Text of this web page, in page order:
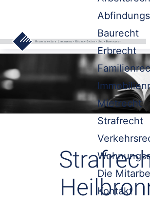
Baurecht
Erbrecht
Mietrecht
Strafrecht
Die
Kontakt